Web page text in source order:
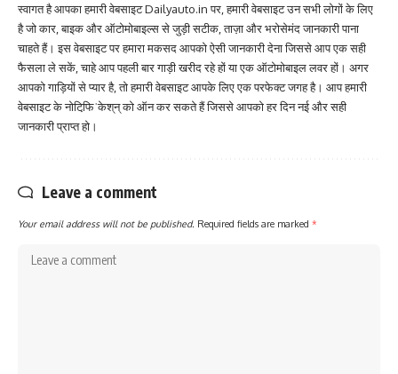
स्वागत है आपका हमारी वेबसाइट Dailyauto.in पर, हमारी वेबसाइट उन सभी लोगों के लिए
है जो कार, बाइक और ऑटोमोबाइल्स से जुड़ी सटीक, ताज़ा और भरोसेमंद जानकारी पाना
चाहते हैं। इस वेबसाइट पर हमारा मकसद आपको ऐसी जानकारी देना जिससे आप एक सही
फैसला ले सकें, चाहे आप पहली बार गाड़ी खरीद रहे हों या एक ऑटोमोबाइल लवर हों। अगर
आपको गाड़ियों से प्यार है, तो हमारी वेबसाइट आपके लिए एक परफेक्ट जगह है। आप हमारी
वेबसाइट के नोटिफि़ˈकेश्‌न्‌ को ऑन कर सकते हैं जिससे आपको हर दिन नई और सही
जानकारी प्राप्त हो।
Leave a comment
Your email address will not be published. Required fields are marked *